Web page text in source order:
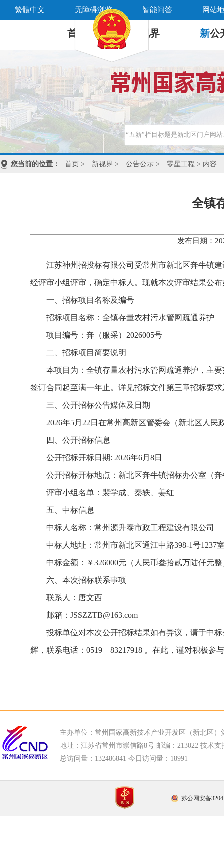
繁體中文 无障碍浏览 智能问答 网站
首 页 新 视界 新公
您当前的位置： 首页 > 新视界 > 公告公示 > 零星工程 > 内容
全镇
发布日期：
江苏神州招投标有限公司受常州市新北区奔牛镇
经评审小组评审，确定中标人。现就本次评审结果公
一、招标项目名称及编号
招标项目名称：全镇存量农村污水管网疏通养护
项目编号：奔（服采）2026005号
二、招标项目简要说明
本项目为：全镇存量农村污水管网疏通养护，主
签订合同起至满一年止。详见招标文件第三章招标要
三、公开招标公告媒体及日期
2026年5月22日在常州高新区管委会（新北区人民
四、公开招标信息
公开招标开标日期: 2026年6月8日
公开招标开标地点：新北区奔牛镇招标办公室（
评审小组名单：裴学成、秦轶、姜红
五、中标信息
中标人名称：常州源升泰市政工程建设有限公司
中标人地址：常州市新北区通江中路398-1号1237
中标金额：￥326000元（人民币叁拾贰万陆仟元
六、本次招标联系事项
联系人：唐文西
邮箱：JSSZZTB@163.com
投标单位对本次公开招标结果如有异议，请于中
辉，联系电话：0519—83217918 。在此，谨对积极参
主办单位：常州国家高新技术产业开发区（新北区）
地址：江苏省常州市崇信路8号 邮编：213022 技术支
总访问量： 132486841 今日访问量： 18991
苏公网安备